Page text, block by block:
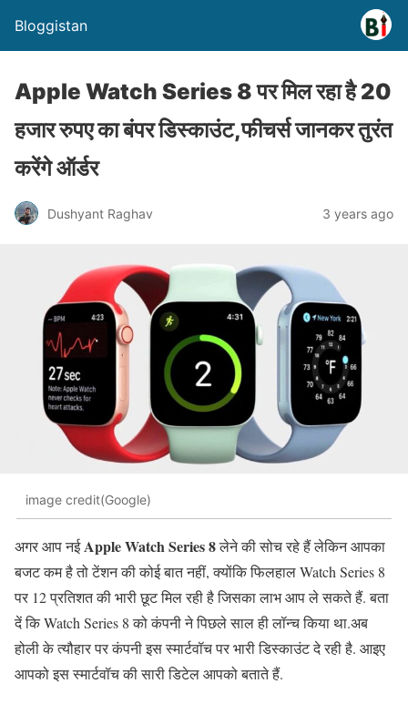
Bloggistan
Apple Watch Series 8 पर मिल रहा है 20
हजार रुपए का बंपर डिस्काउंट,फीचर्स जानकर तुरंत
करेंगे ऑर्डर
Dushyant Raghav 3 years ago
image credit(Google)
अगर आप नईApple Watch Series 8लेने की सोच रहे हैं लेकिन आपका
बजट कम है तो टेंशन की कोई बात नहीं, क्योंकि फिलहाल Watch Series 8
पर 12 प्रतिशत की भारी छूट मिल रही है जिसका लाभ आप ले सकते हैं. बता
दें कि Watch Series 8 को कंपनी ने पिछले साल ही लॉन्च किया था.अब
होली के त्यौहार पर कंपनी इस स्मार्टवॉच पर भारी डिस्काउंट दे रही है. आइए
आपको इस स्मार्टवॉच की सारी डिटेल आपको बताते हैं.